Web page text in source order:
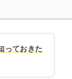
っておきた